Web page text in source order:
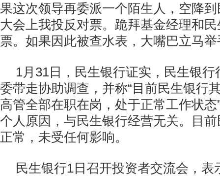
果这次领导再委派一个陌生人，空降
大会上我投反对票。跪拜基金经理和
票。如果因此被查水表，大嘴巴立马
1月31日，民生银行证实，民生银
委带走协助调查，并称“目前民生银行
高管全部在职在岗，处于正常工作状
个人原因，与民生银行经营无关。目
正常，未受任何影响。
民生银行1日召开投资者交流会，表